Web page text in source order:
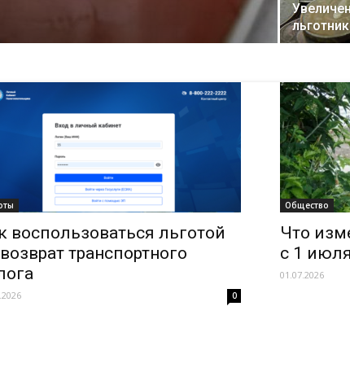
воспользоваться льготой
транспортного
0
Общество
Что
с 1
01.07.2026